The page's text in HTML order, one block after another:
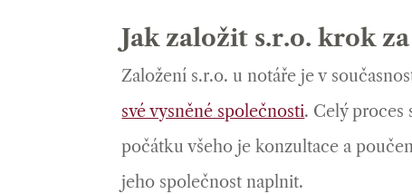
Jak založit s.r.o. krok
Založení s.r.o. u notáře je v
své vysněné společnosti. Celý
počátku všeho je konzultace a
jeho společnost naplnit.